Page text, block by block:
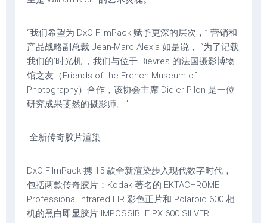
“我们希望为 DxO FilmPack 赋予更深的层次，” 营销和
产品战略副总裁 Jean-Marc Alexia 如是说， “为了记载
我们的‘时光机’，我们与位于 Bièvres 的法国摄影博物
馆之友（Friends of the French Museum of
Photography）合作，该协会主席 Didier Pilon 是一位
研究成果斐然的摄影师。”
·全新传奇胶片渲染
DxO FilmPack 携 15 款全新渲染步入现代数字时代，
包括两款传奇胶片：Kodak 著名的 EKTACHROME
Professional Infrared EIR 彩色正片和 Polaroid 600 相
机的黑白即显胶片 IMPOSSIBLE PX 600 SILVER